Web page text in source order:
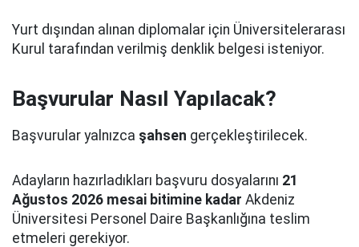
Yurt dışından alınan diplomalar için Üniversitelerarası
Kurul tarafından verilmiş denklik belgesi isteniyor.
Başvurular Nasıl Yapılacak?
Başvurular yalnızca şahsen gerçekleştirilecek.
Adayların hazırladıkları başvuru dosyalarını 21
Ağustos 2026 mesai bitimine kadar Akdeniz
Üniversitesi Personel Daire Başkanlığına teslim
etmeleri gerekiyor.